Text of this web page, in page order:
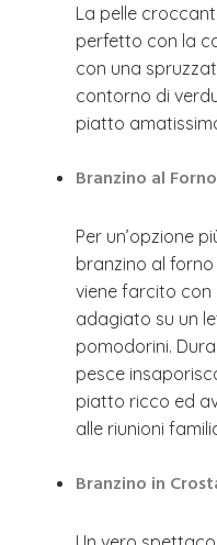
La pelle
perfetto con la
con una
contorno di
piatto
Branzino al Forno
Per un’opzione
branzino al
viene farcito con
adagiato su un
pomodorini.
pesce
piatto ricco ed
alle riunioni
Branzino in